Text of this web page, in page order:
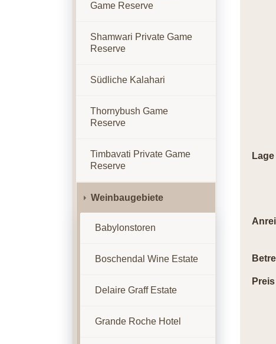
Lage
Preis
Game Reserve
Shamwari Private Game
Reserve
Südliche Kalahari
Thornybush Game
Reserve
Timbavati Private Game
Reserve
Weinbaugebiete
Babylonstoren
Boschendal Wine Estate
Delaire Graff Estate
Grande Roche Hotel